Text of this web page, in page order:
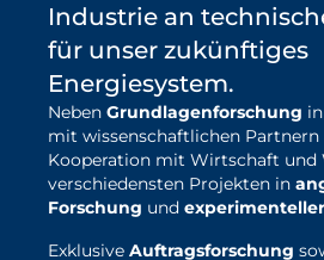
Industrie an
für unser zukünftiges
Energiesystem.
Neben Grundlagenforschung
mit wissenschaftlichen
Kooperation mit Wirtschaft und
verschiedensten Projekten in
Forschung und
Exklusive Auftragsforschung